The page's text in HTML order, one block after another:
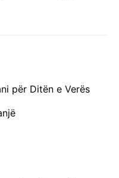
për Ditën e Verës